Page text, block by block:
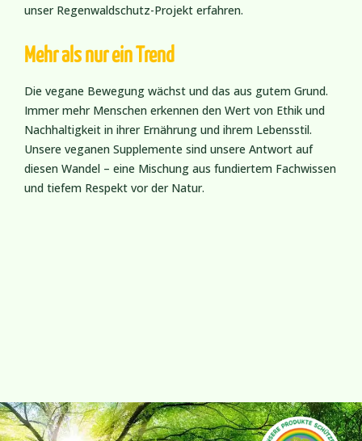
unser Regenwaldschutz-Projekt erfahren.
Mehr als nur ein Trend
Die vegane Bewegung wächst und das aus gutem Grund.
Immer mehr Menschen erkennen den Wert von Ethik und
Nachhaltigkeit in ihrer Ernährung und ihrem Lebensstil.
Unsere veganen Supplemente sind unsere Antwort auf
diesen Wandel – eine Mischung aus fundiertem Fachwissen
und tiefem Respekt vor der Natur.